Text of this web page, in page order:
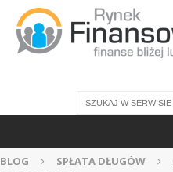
BLOG SPŁATA DŁUGÓW